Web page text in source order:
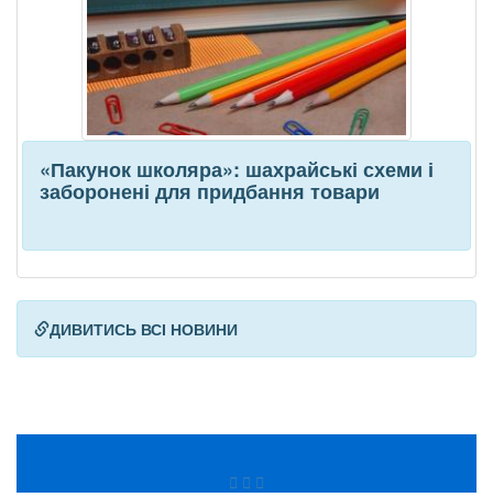
«Пакунок школяра»: шахрайські схеми і
заборонені для придбання товари
ДИВИТИСЬ ВСІ НОВИНИ